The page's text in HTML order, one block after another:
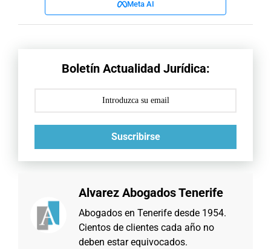
Meta AI
Boletín Actualidad Jurídica:
Suscribirse
Alvarez Abogados Tenerife
Abogados en Tenerife desde 1954.
Cientos de clientes cada año no
deben estar equivocados.